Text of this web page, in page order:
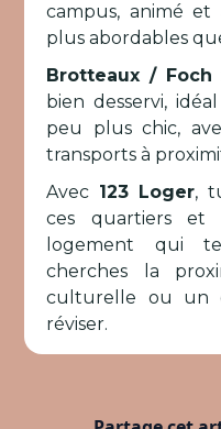
campus, animé et
plus abordables
Brotteaux / Foch
bien desservi,
peu plus chic,
transports à
Avec 123 Loger,
ces quartiers et
logement qui
cherches la
culturelle ou un
réviser.